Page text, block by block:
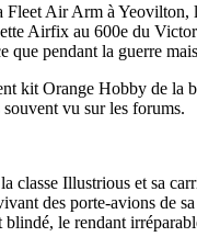
Air Arm à
Airfix au 600e du
que pendant la guerre
kit Orange Hobby de la
vu sur les forums.
classe Illustrious et sa
des porte-avions de
le rendant